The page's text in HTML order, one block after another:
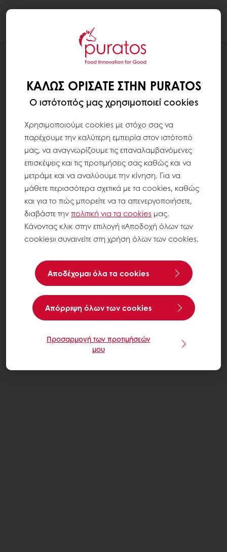
Η ΔΈΣΜΕΥΣΉ ΜΑΣ ΣΤΗ ΒΙΩΣΙΜΌΤΗΤΑ
ΚΑΛΏΣ ΟΡΊΣΑΤΕ ΣΤΗΝ PURATOS
Ο ιστότοπός μας χρησιμοποιεί cookies
Χρησιμοποιούμε cookies με στόχο σας να
παρέχουμε την καλύτερη εμπειρία στον ιστότοπό
μας, να αναγνωρίζουμε τις επαναλαμβανόμενες
επισκέψεις και τις προτιμήσεις σας καθώς και να
μετράμε και να αναλύουμε την κίνηση. Για να
μάθετε περισσότερα σχετικά με τα cookies, καθώς
και για το πώς μπορείτε να τα απενεργοποιήσετε,
διαβάστε τηνπολιτική για τα cookies μας.
Κάνοντας κλικ στην επιλογή «Αποδοχή όλων των
cookies» συναινείτε στη χρήση όλων των cookies.
Αποδέχομαι όλα τα cookies
Aπόρριψη όλων των cookies
Προσαρμογή των προτιμήσεών
μου